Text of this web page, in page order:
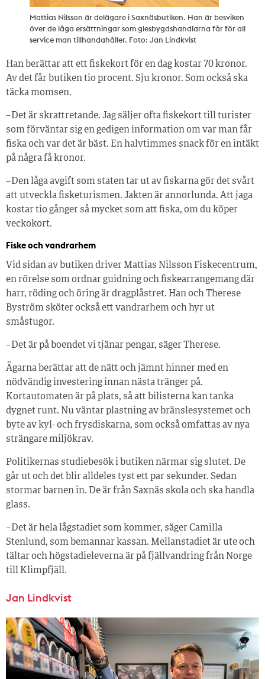
Mattias Nilsson är delägare i Saxnäsbutiken. Han är besviken
över de låga ersättningar som glesbygdshandlarna får för all
service man tillhandahåller. Foto: Jan Lindkvist
Han berättar att ett fiskekort för en dag kostar 70 kronor.
Av det får butiken tio procent. Sju kronor. Som också ska
täcka momsen.
– Det är skrattretande. Jag säljer ofta fiskekort till turister
som förväntar sig en gedigen information om var man får
fiska och var det är bäst. En halvtimmes snack för en intäkt
på några få kronor.
– Den låga avgift som staten tar ut av fiskarna gör det svårt
att utveckla fisketurismen. Jakten är annorlunda. Att jaga
kostar tio gånger så mycket som att fiska, om du köper
veckokort.
Fiske och vandrarhem
Vid sidan av butiken driver Mattias Nilsson Fiskecentrum,
en rörelse som ordnar guidning och fiskearrangemang där
harr, röding och öring är dragplåstret. Han och Therese
Byström sköter också ett vandrarhem och hyr ut
småstugor.
– Det är på boendet vi tjänar pengar, säger Therese.
Ägarna berättar att de nätt och jämnt hinner med en
nödvändig investering innan nästa tränger på.
Kortautomaten är på plats, så att bilisterna kan tanka
dygnet runt. Nu väntar plastning av bränslesystemet och
byte av kyl- och frysdiskarna, som också omfattas av nya
strängare miljökrav.
Politikernas studiebesök i butiken närmar sig slutet. De
går ut och det blir alldeles tyst ett par sekunder. Sedan
stormar barnen in. De är från Saxnäs skola och ska handla
glass.
– Det är hela lågstadiet som kommer, säger Camilla
Stenlund, som bemannar kassan. Mellanstadiet är ute och
tältar och högstadieleverna är på fjällvandring från Norge
till Klimpfjäll.
Jan Lindkvist